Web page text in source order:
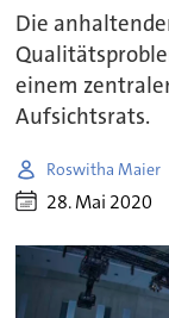
Die
einem
Aufsichtsrats.
Roswitha Maier
28. Mai 2020